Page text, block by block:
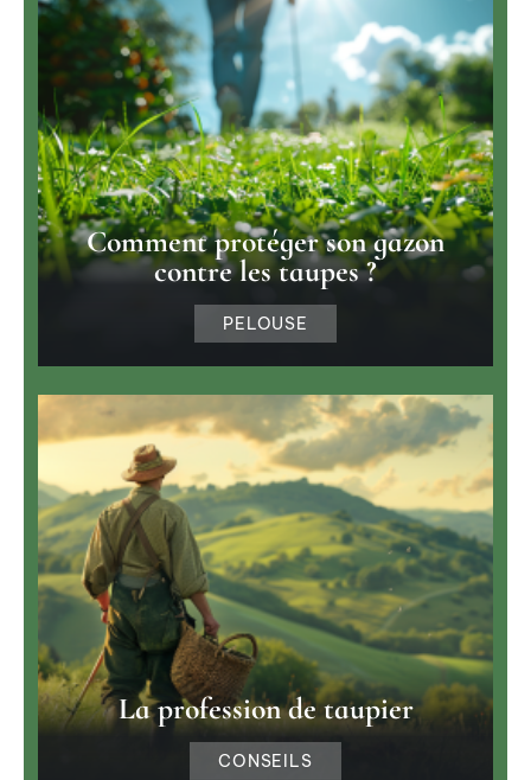
Comment protéger son gazon
contre les taupes ?
PELOUSE
La profession de taupier
CONSEILS